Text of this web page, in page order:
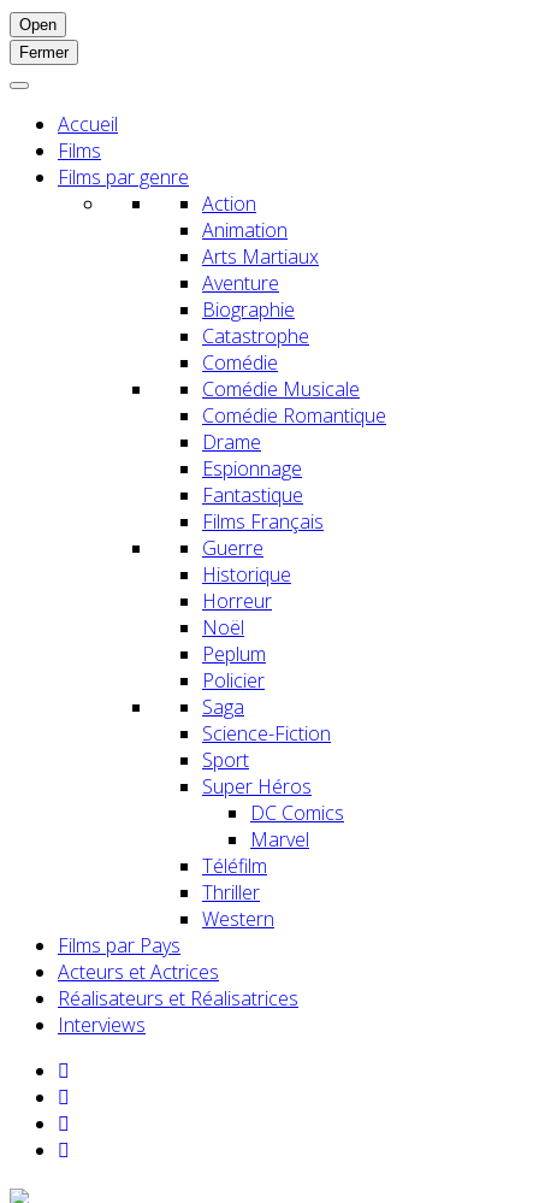
Open
Fermer
Accueil
Films
Films par genre
Action
Animation
Arts Martiaux
Aventure
Biographie
Catastrophe
Comédie
Comédie Musicale
Comédie Romantique
Drame
Espionnage
Fantastique
Films Français
Guerre
Historique
Horreur
Noël
Peplum
Policier
Saga
Science-Fiction
Sport
Super Héros
DC Comics
Marvel
Téléfilm
Thriller
Western
Films par Pays
Acteurs et Actrices
Réalisateurs et Réalisatrices
Interviews